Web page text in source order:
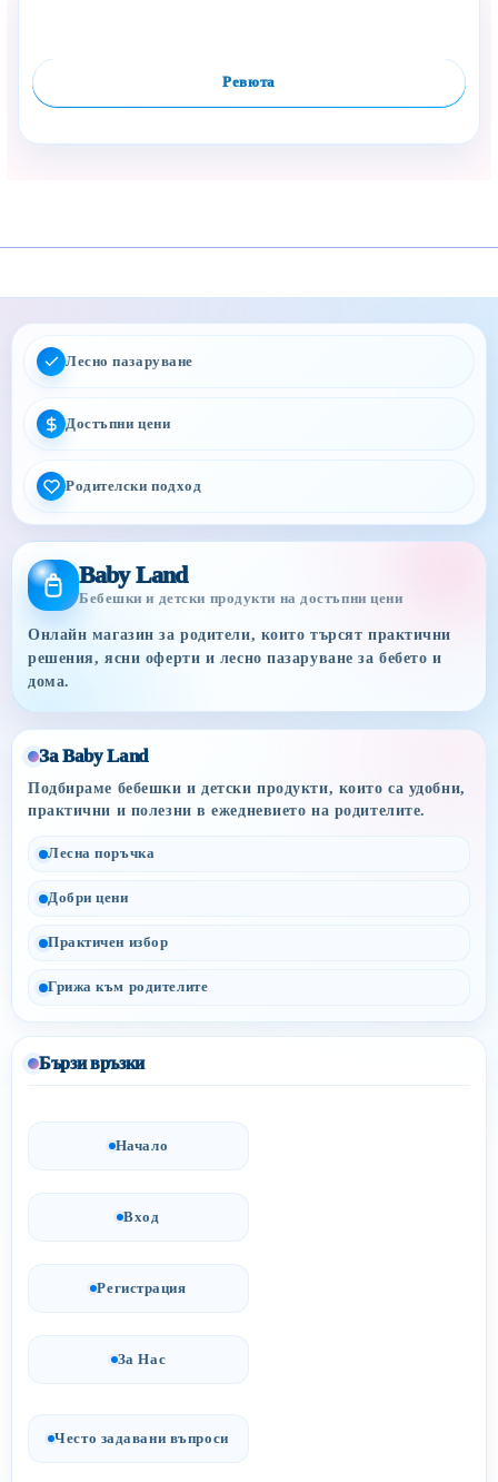
Ревюта
Лесно пазаруване
Достъпни цени
Родителски подход
Baby Land
Бебешки и детски продукти на достъпни цени
Онлайн магазин за родители, които търсят практични
решения, ясни оферти и лесно пазаруване за бебето и
дома.
За Baby Land
Подбираме бебешки и детски продукти, които са удобни,
практични и полезни в ежедневието на родителите.
Лесна поръчка
Добри цени
Практичен избор
Грижа към родителите
Бързи връзки
Начало
Вход
Регистрация
За Нас
Често задавани въпроси